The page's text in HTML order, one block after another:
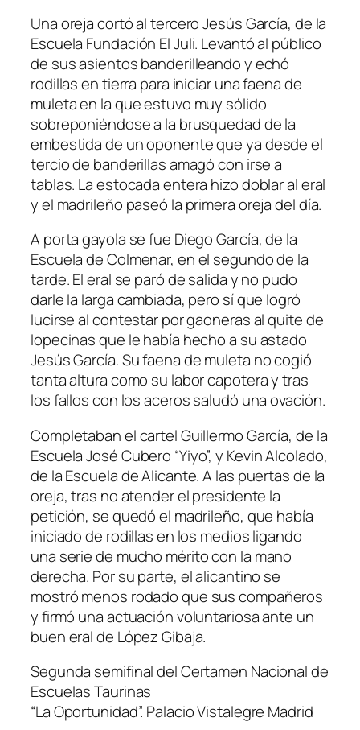
Una oreja cortó al tercero Jesús García, de la
Escuela Fundación El Juli. Levantó al público
de sus asientos banderilleando y echó
rodillas en tierra para iniciar una faena de
muleta en la que estuvo muy sólido
sobreponiéndose a la brusquedad de la
embestida de un oponente que ya desde el
tercio de banderillas amagó con irse a
tablas. La estocada entera hizo doblar al eral
y el madrileño paseó la primera oreja del día.
A porta gayola se fue Diego García, de la
Escuela de Colmenar, en el segundo de la
tarde. El eral se paró de salida y no pudo
darle la larga cambiada, pero sí que logró
lucirse al contestar por gaoneras al quite de
lopecinas que le había hecho a su astado
Jesús García. Su faena de muleta no cogió
tanta altura como su labor capotera y tras
los fallos con los aceros saludó una ovación.
Completaban el cartel Guillermo García, de la
Escuela José Cubero “Yiyo”, y Kevin Alcolado,
de la Escuela de Alicante. A las puertas de la
oreja, tras no atender el presidente la
petición, se quedó el madrileño, que había
iniciado de rodillas en los medios ligando
una serie de mucho mérito con la mano
derecha. Por su parte, el alicantino se
mostró menos rodado que sus compañeros
y firmó una actuación voluntariosa ante un
buen eral de López Gibaja.
Segunda semifinal del Certamen Nacional de
Escuelas Taurinas
“La Oportunidad”. Palacio Vistalegre Madrid